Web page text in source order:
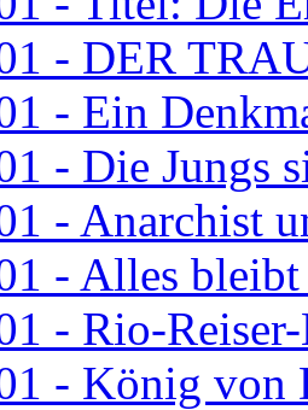
- DER
- Ein
- Die Jungs
- Anarchist
- Alles
- Rio-
- König von